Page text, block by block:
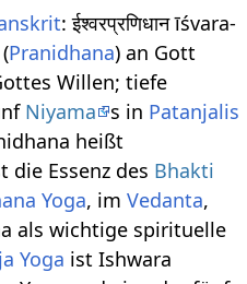
: ईश्वरप्रणिधान īśvara-
Pranidhana) an Gott
Willen; tiefe
Niyama s in Patanjalis
heißt
die Essenz des Bhakti
Yoga, imVedanta,
als wichtige spirituelle
Yoga ist Ishwara